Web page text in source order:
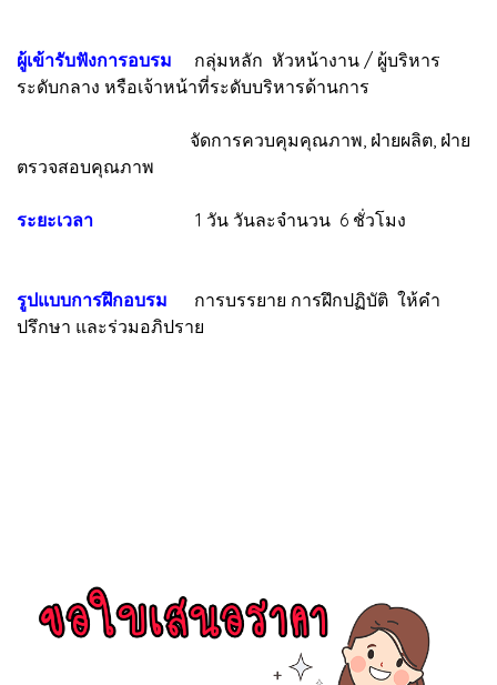
ผู้เข้ารับฟังการอบรม กลุ่มหลัก หัวหน้างาน / ผู้บริหาร
ระดับกลาง หรือเจ้าหน้าที่ระดับบริหารด้านการ
จัดการควบคุมคุณภาพ, ฝ่ายผลิต, ฝ่าย
ตรวจสอบคุณภาพ
ระยะเวลา 1 วัน วันละจำนวน 6 ชั่วโมง
รูปแบบการฝึกอบรม การบรรยาย การฝึกปฏิบัติ ให้คำ
ปรึกษา และร่วมอภิปราย